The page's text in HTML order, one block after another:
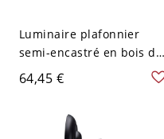
Luminaire plafonnier
semi-encastré en bois de
cage à oiseaux naturel
avec abat-jour en métal
64,45 €